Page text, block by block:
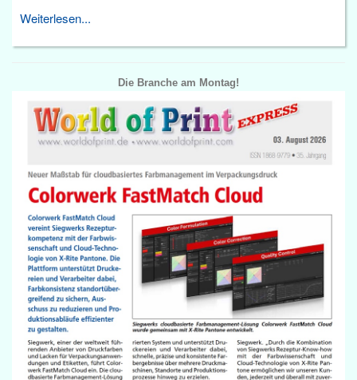
Weiterlesen...
Die Branche am Montag!